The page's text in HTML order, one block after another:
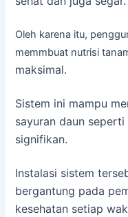
Oleh karena itu,
memmbuat nutrisi
maksimal.
Sistem ini mampu
sayuran daun
signifikan.
Instalasi sistem
bergantung pada
kesehatan setiap